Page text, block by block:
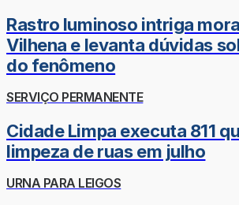
Rastro luminoso intriga
Vilhena e levanta dúvidas
do fenômeno
SERVIÇO PERMANENTE
Cidade Limpa executa 811
limpeza de ruas em julho
URNA PARA LEIGOS